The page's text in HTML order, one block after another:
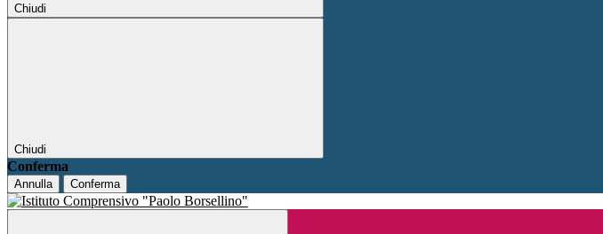
Chiudi
Chiudi
Conferma
Annulla Conferma